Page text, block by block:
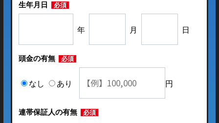
生年月日 必須
年 月 日
頭金の有無 必須
なし あり 円
連帯保証人の有無 必須